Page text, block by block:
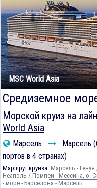
MSC World Asia
Средиземное
Морской круиз на
World Asia
Марсель
Марсель
портов в 4 странах)
Маршрут круиза: Марсель -
Неаполь / Помпеи - Мессина, о.
- море - Барселона - Марсель